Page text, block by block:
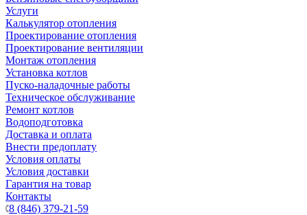
Услуги
Калькулятор отопления
Проектирование отопления
Проектирование вентиляции
Монтаж отопления
Установка котлов
Пуско-наладочные работы
Техническое обслуживание
Ремонт котлов
Водоподготовка
Доставка и оплата
Внести предоплату
Условия оплаты
Условия доставки
Гарантия на товар
Контакты
8 (846) 379-21-59